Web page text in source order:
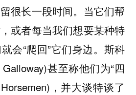
很长一段时间。当它们帮
或者每当我们想要某种特
会“爬回”它们身边。斯科
甚至称他们为“四
，并大谈特谈了